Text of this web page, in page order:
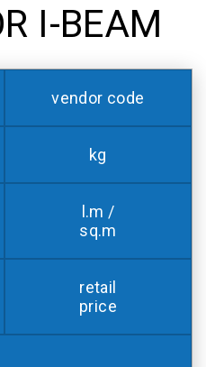
I-BEAM
vendor code
kg
l.m /
sq.m
retail
price